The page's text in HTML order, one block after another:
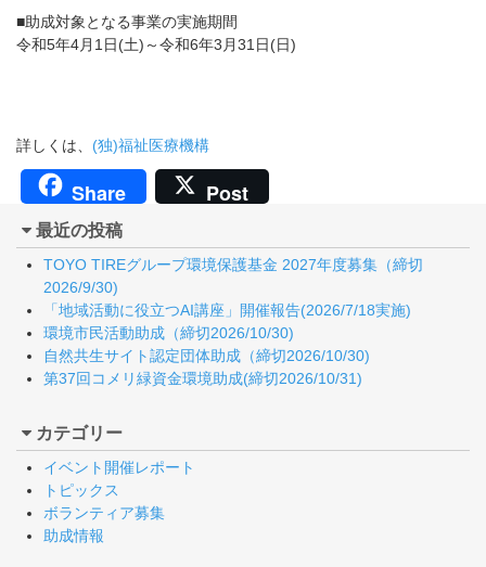
■助成対象となる事業の実施期間
令和5年4月1日(土)～令和6年3月31日(日)
詳しくは、 (独)福祉医療機構
Share Post
最近の投稿
TOYO TIREグループ環境保護基金 2027年度募集（締切
2026/9/30)
「地域活動に役立つAI講座」開催報告(2026/7/18実施)
環境市民活動助成（締切2026/10/30)
自然共生サイト認定団体助成（締切2026/10/30)
第37回コメリ緑資金環境助成(締切2026/10/31)
カテゴリー
イベント開催レポート
トピックス
ボランティア募集
助成情報